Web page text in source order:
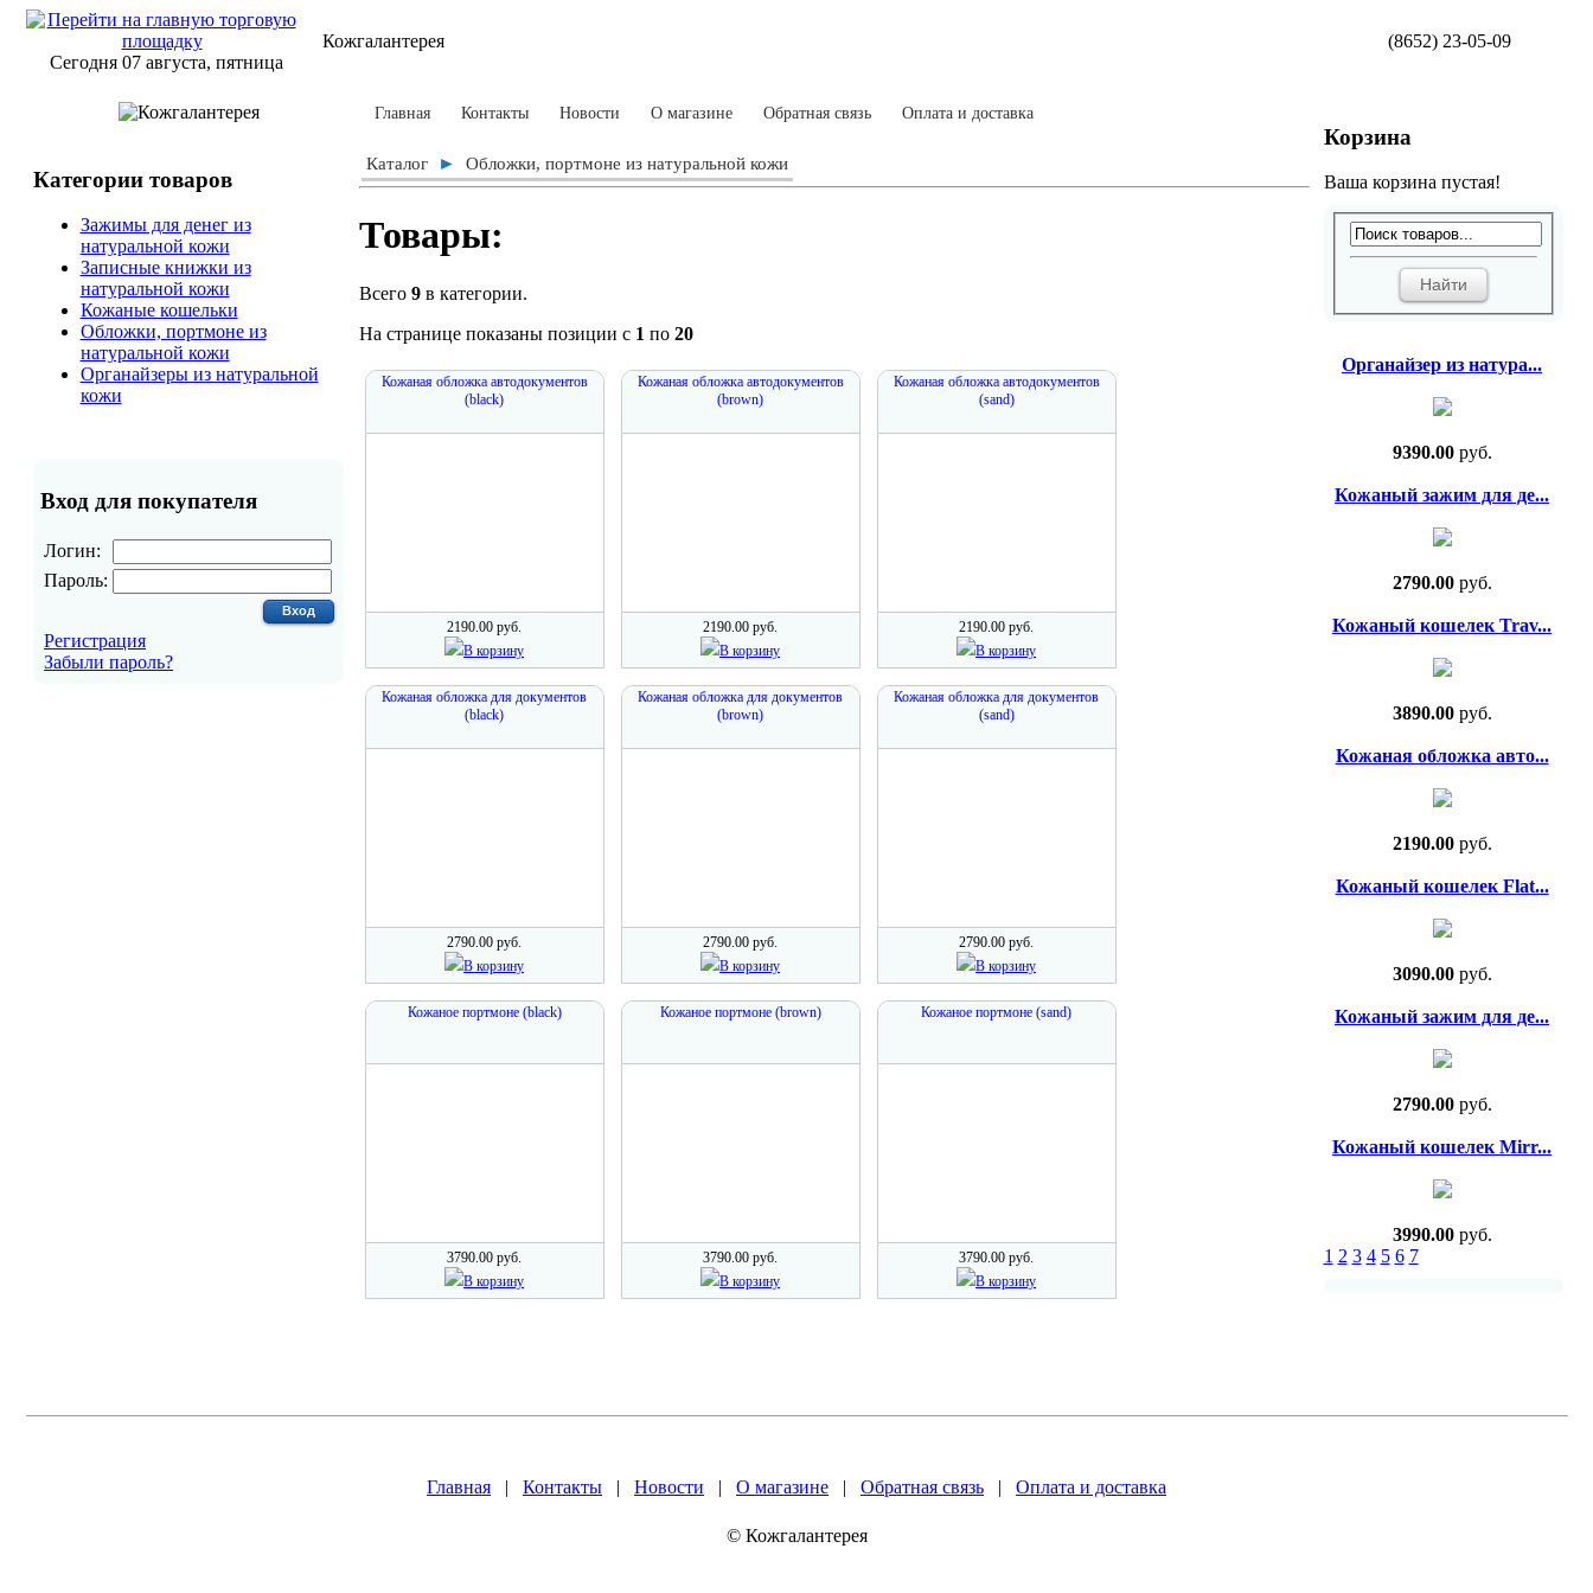
Сегодня 07 августа, пятница
Кожгалантерея (8652) 23-05-09
Категории товаров
Зажимы для денег из
натуральной кожи
Записные книжки из
натуральной кожи
Кожаные кошельки
Обложки, портмоне из
натуральной кожи
Органайзеры из натуральной
кожи
Вход для покупателя
Логин:
Пароль:
Регистрация
Забыли пароль?
Главная Контакты Новости О магазине Обратная связь Оплата и доставка
Каталог ► Обложки, портмоне из натуральной кожи
Товары:
Всего 9в категории.
На странице показаны позиции с 1 по 20
Кожаная обложка автодокументов
(black)
2190.00 руб.
В корзину
Кожаная обложка автодокументов
(brown)
2190.00 руб.
В корзину
Кожаная обложка автодокументов
(sand)
2190.00 руб.
В корзину
Кожаная обложка для документов
(black)
2790.00 руб.
В корзину
Кожаная обложка для документов
(brown)
2790.00 руб.
В корзину
Кожаная обложка для документов
(sand)
2790.00 руб.
В корзину
Кожаное портмоне (black)
3790.00 руб.
В корзину
Кожаное портмоне (brown)
3790.00 руб.
В корзину
Кожаное портмоне (sand)
3790.00 руб.
В корзину
Корзина
Ваша корзина пустая!
Органайзер из натура...
9390.00руб.
Кожаный зажим для де...
2790.00руб.
Кожаный кошелек Trav...
3890.00руб.
Кожаная обложка авто...
2190.00руб.
Кожаный кошелек Flat...
3090.00руб.
Кожаный зажим для де...
2790.00руб.
Кожаный кошелек Mirr...
3990.00руб.
1 2 3 4 5 6 7
Главная | Контакты | Новости | О магазине | Обратная связь | Оплата и доставка
© Кожгалантерея